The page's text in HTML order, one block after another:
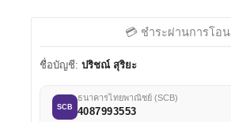
💳 ชำระผ่านการโอน
ชื่อบัญชี: ปริชณ์ สุริยะ
SCB
ธนาคารไทยพาณิชย์ (SCB)
4087993553